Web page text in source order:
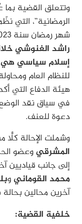
وتتعلق القضية بما
الرمضانية”، التي
شهر رمضان سنة 2023، حيث اعتبرت السلطات أنّ
راشد الغنوشي
إسلام سياسي هي
للنظام العام
هيئة الدفاع التي
في سياق نقد
دعوة للعنف.
وشملت الإحالة
المشرقيوعضو
إلى جانب قياديين
محمد القومانيو
آخرين محالين بحالة
خلفية القضية: